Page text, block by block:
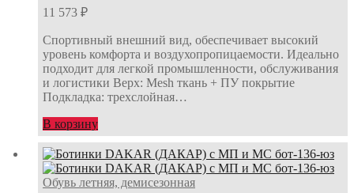
11 573 ₽
Спортивный внешний вид, обеспечивает высокий
уровень комфорта и воздухопропицаемости. Идеально
подходит для легкой промышленности, обслуживания
и логистики Верх: Mesh ткань + ПУ покрытие
Подкладка: трехслойная…
В корзину
Обувь летняя, демисезонная